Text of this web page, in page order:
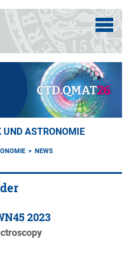
UND ASTRONOMIE
NEWS
2023